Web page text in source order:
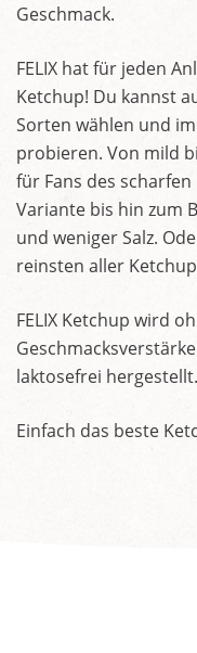
Geschmack.
FELIX hat für jeden
Ketchup! Du kannst
Sorten wählen und
probieren. Von mild
für Fans des
Variante bis hin zum
und weniger Salz.
reinsten aller
FELIX Ketchup wird
laktosefrei hergestellt.
Einfach das beste